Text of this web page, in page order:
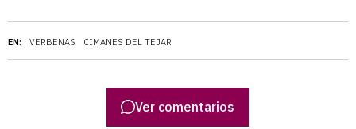
EN: VERBENAS CIMANES DEL TEJAR
Ver comentarios